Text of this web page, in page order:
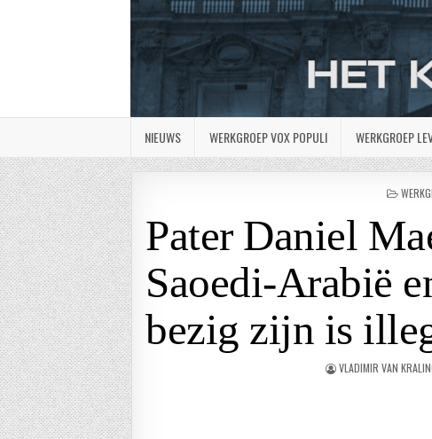
NIEUWS WERKGROEP VOX POPULI WERKGROEP
Pater Daniel
Saoedi-Arabië
bezig zijn is
VLADIMIR VAN